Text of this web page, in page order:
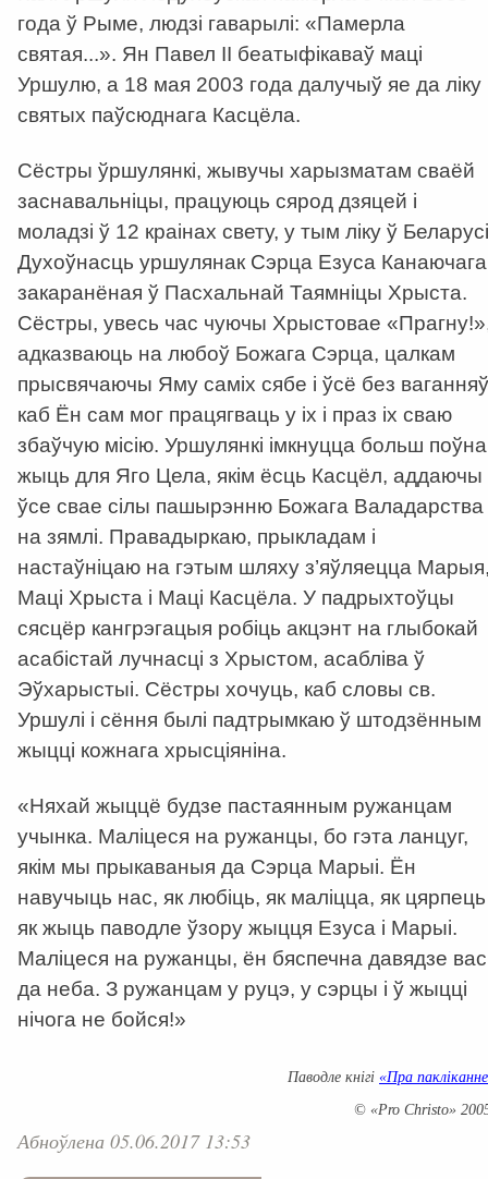
года ў Рыме, людзі гаварылі: «Памерла
святая...». Ян Павел ІІ беатыфікаваў маці
Уршулю, а 18 мая 2003 года далучыў яе да ліку
святых паўсюднага Касцёла.
Сёстры ўршулянкі, жывучы харызматам сваёй
заснавальніцы, працуюць сярод дзяцей і
моладзі ў 12 краінах свету, у тым ліку ў
Духоўнасць уршулянак Сэрца Езуса Канаючага
закаранёная ў Пасхальнай Таямніцы Хрыста.
Сёстры, увесь час чуючы Хрыстовае
адказваюць на любоў Божага Сэрца, цалкам
прысвячаючы Яму саміх сябе і ўсё без
каб Ён сам мог працягваць у іх і праз іх сваю
збаўчую місію. Уршулянкі імкнуцца больш поўна
жыць для Яго Цела, якім ёсць Касцёл, аддаючы
ўсе свае сілы пашырэнню Божага Валадарства
на зямлі. Правадыркаю, прыкладам і
настаўніцаю на гэтым шляху з’яўляецца
Маці Хрыста і Маці Касцёла. У падрыхтоўцы
сясцёр кангрэгацыя робіць акцэнт на глыбокай
асабістай лучнасці з Хрыстом, асабліва ў
Эўхарыстыі. Сёстры хочуць, каб словы св.
Уршулі і сёння былі падтрымкаю ў штодзённым
жыцці кожнага хрысціяніна.
«Няхай жыццё будзе пастаянным ружанцам
учынка. Маліцеся на ружанцы, бо гэта ланцуг,
якім мы прыкаваныя да Сэрца Марыі. Ён
навучыць нас, як любіць, як маліцца, як цярпець
як жыць паводле ўзору жыцця Езуса і Марыі.
Маліцеся на ружанцы, ён бяспечна давядзе вас
да неба. З ружанцам у руцэ, у сэрцы і ў жыцці
нічога не бойся!»
Паводле кнігі «Пра
© «Pro Christo»
Абноўлена 05.06.2017 13:53